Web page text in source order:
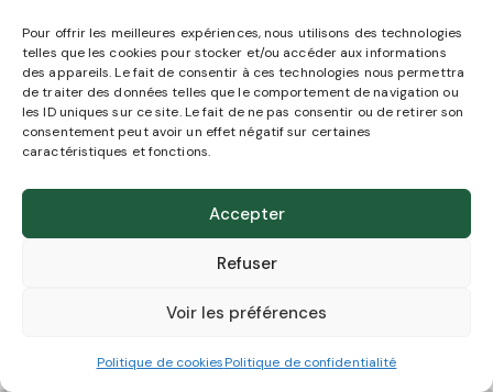
Pour offrir les meilleures expériences, nous utilisons des technologies
telles que les cookies pour stocker et/ou accéder aux informations
des appareils. Le fait de consentir à ces technologies nous permettra
de traiter des données telles que le comportement de navigation ou
les ID uniques sur ce site. Le fait de ne pas consentir ou de retirer son
consentement peut avoir un effet négatif sur certaines
caractéristiques et fonctions.
Accepter
Refuser
Voir les préférences
Politique de cookiesPolitique de confidentialité
About
Blog
Shop
Contact
SOCIALS